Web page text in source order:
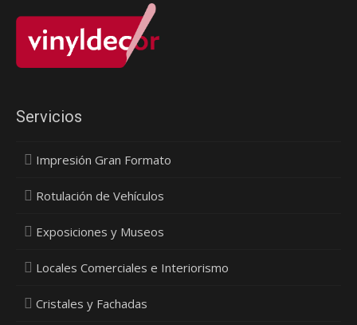
Servicios
Impresión Gran Formato
Rotulación de Vehículos
Exposiciones y Museos
Locales Comerciales e Interiorismo
Cristales y Fachadas